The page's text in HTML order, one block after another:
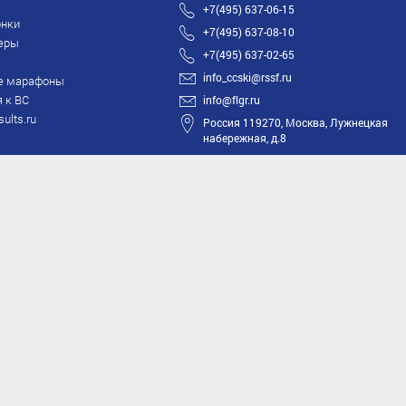
марафоны
к ВС
+7(495) 637-06-15
+7(495) 637-08-10
+7(495) 637-02-65
info_ccski@rssf.ru
info@flgr.ru
Россия 119270, Москва, Лужнецкая
набережная, д.8